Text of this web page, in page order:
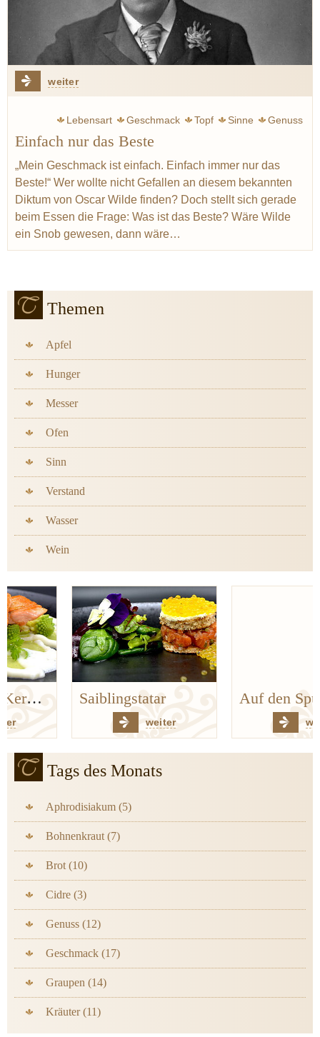
weiter
Lebensart Geschmack Topf Sinne Genuss
Einfach nur das Beste
„Mein Geschmack ist einfach. Einfach immer nur das
Beste!“ Wer wollte nicht Gefallen an diesem bekannten
Diktum von Oscar Wilde finden? Doch stellt sich gerade
beim Essen die Frage: Was ist das Beste? Wäre Wilde
ein Snob gewesen, dann wäre…
Themen
Apfel
Hunger
Messer
Ofen
Sinn
Verstand
Wasser
Wein
Saiblingstatar Auf den Spuren der Bergischen Küchenklassiker
Tags des Monats
Aphrodisiakum (5)
Bohnenkraut (7)
Brot (10)
Cidre (3)
Genuss (12)
Geschmack (17)
Graupen (14)
Kräuter (11)